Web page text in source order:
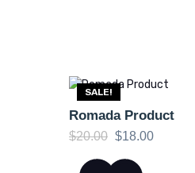
SALE!
Romada Product
$20.00 Original
was:
$18.00Current